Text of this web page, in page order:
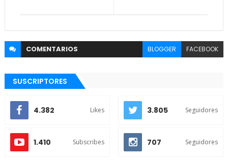
COMENTARIOS BLOGGER FACEBOOK
SUSCRIPTORES
4.382 Likes 3.805 Seguidores
1.410 Subscribes 707 Seguidores